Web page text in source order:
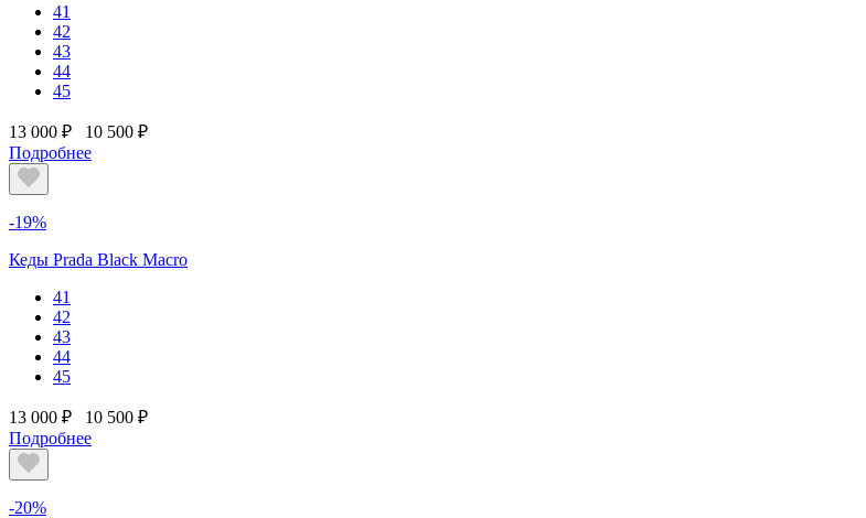
41
42
43
44
45
13 000 ₽
10 500 ₽
Подробнее
-19%
Кеды Prada Black Macro
41
42
43
44
45
13 000 ₽
10 500 ₽
Подробнее
-20%